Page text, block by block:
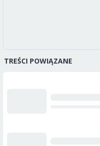
TREŚCI POWIĄZANE